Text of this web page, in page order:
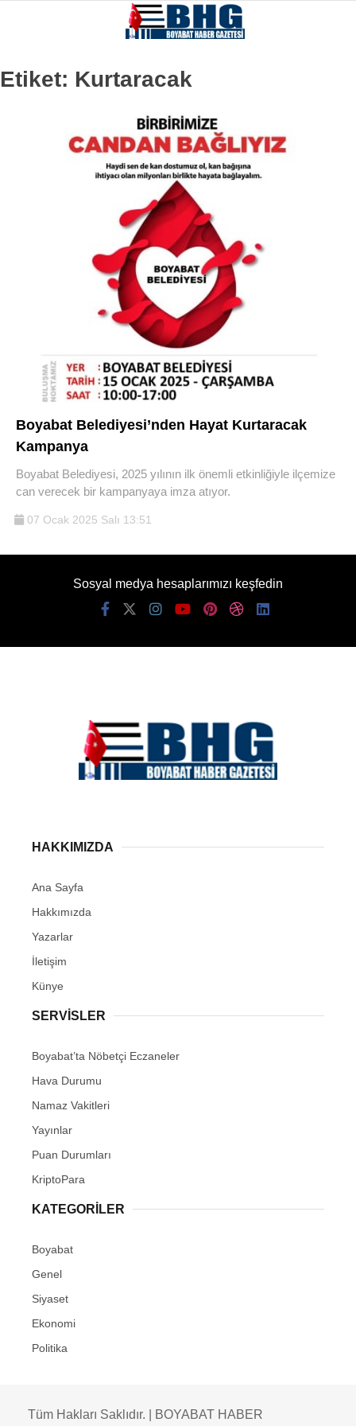
Etiket: Kurtaracak
Boyabat Belediyesi’nden Hayat Kurtaracak
Kampanya
Boyabat Belediyesi, 2025 yılının ilk önemli etkinliğiyle ilçemize
can verecek bir kampanyaya imza atıyor.
07 Ocak 2025 Salı 13:51
Sosyal medya hesaplarımızı keşfedin
HAKKIMIZDA
Ana Sayfa
Hakkımızda
Yazarlar
İletişim
Künye
SERVISLER
Boyabat’ta Nöbetçi Eczaneler
Hava Durumu
Namaz Vakitleri
Yayınlar
Puan Durumları
KriptoPara
KATEGORILER
Boyabat
Genel
Siyaset
Ekonomi
Politika
Tüm Hakları Saklıdır. | BOYABAT HABER